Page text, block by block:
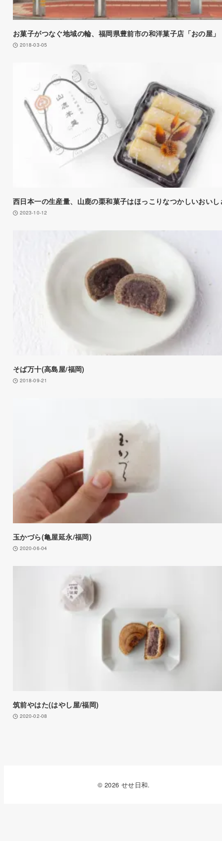
お菓子がつなぐ地域の輪、福岡県豊前市の和洋菓子店「おの屋」
2018-03-05
西日本一の生産量、山鹿の栗和菓子はほっこりなつかしいおいし
2023-10-12
そば万十(高島屋/福岡)
2018-09-21
玉かづら(亀屋延永/福岡)
2020-06-04
筑前やはた(はやし屋/福岡)
2020-02-08
© 2026 せせ日和.